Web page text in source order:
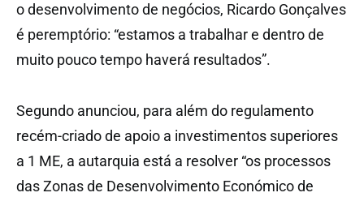
o desenvolvimento de negócios, Ricardo Gonçalves
é peremptório: “estamos a trabalhar e dentro de
muito pouco tempo haverá resultados”.
Segundo anunciou, para além do regulamento
recém-criado de apoio a investimentos superiores
a 1 ME, a autarquia está a resolver “os processos
das Zonas de Desenvolvimento Económico de